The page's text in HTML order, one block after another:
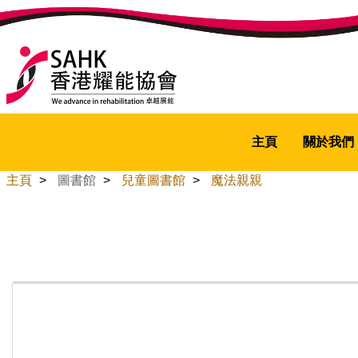
主頁 關於我們
主頁 > 圖書館 > 兒童圖書館 > 魔法親親